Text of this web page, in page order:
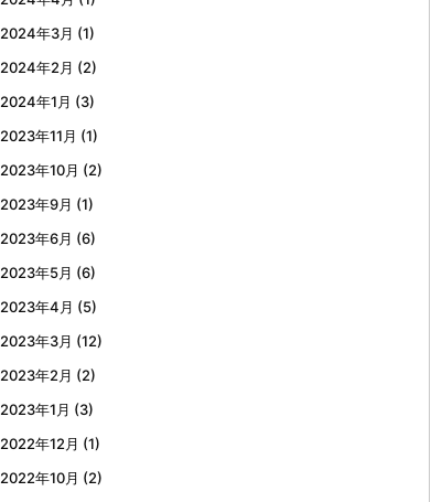
2024年3月 (1)
2024年2月 (2)
2024年1月 (3)
2023年11月 (1)
2023年10月 (2)
2023年9月 (1)
2023年6月 (6)
2023年5月 (6)
2023年4月 (5)
2023年3月 (12)
2023年2月 (2)
2023年1月 (3)
2022年12月 (1)
2022年10月 (2)